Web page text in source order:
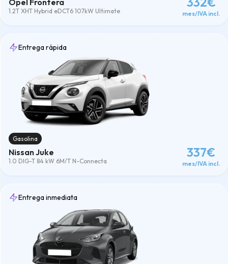
Opel Frontera
1.2T XHT Hybrid eDCT6 107kW Ultimate mes/IVA incl.
Entrega rápida
Gasolina
Nissan Juke
1.0 DIG-T 84 kW 6M/T N-Connecta
337€
mes/IVA incl.
Entrega inmediata